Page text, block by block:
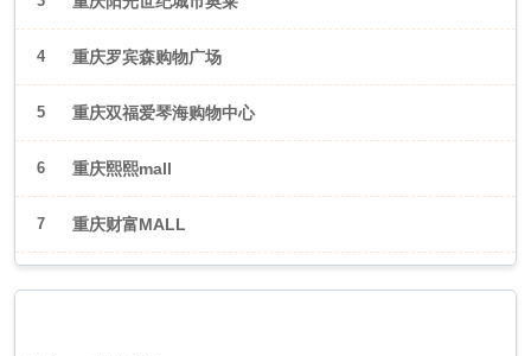
4 重庆罗宾森购物广场
5 重庆双福爱琴海购物中心
6 重庆熙熙mall
7 重庆财富MALL